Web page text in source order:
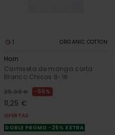
1 ORGANIC COTTON
Horn
Camiseta de manga corta
Blanco Chicos 8-16
25,00 € 55%
11,25 €
OFERTAS
DOBLE PROMO -25% EXTRA